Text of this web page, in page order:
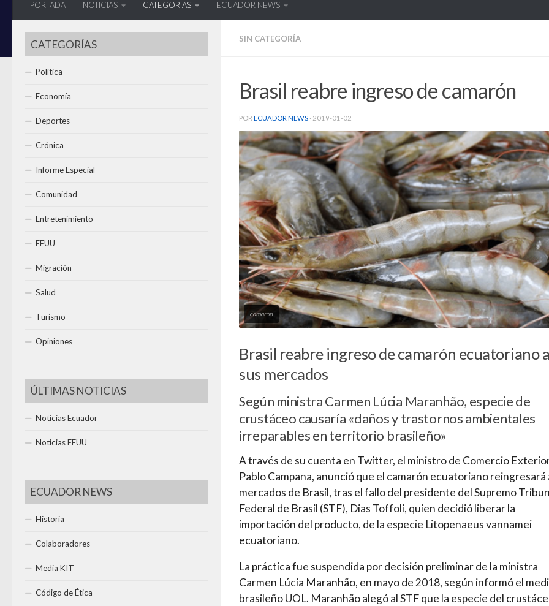
PORTADA NOTICIAS CATEGORIAS ECUADOR NEWS
SIN CATEGORÍA
Brasil reabre ingreso de camarón
POR ECUADOR NEWS · 2019-01-02
camarón
Brasil reabre ingreso de camarón ecuatoriano a
sus mercados
Según ministra Carmen Lúcia Maranhão, especie de
crustáceo causaría «daños y trastornos ambientales
irreparables en territorio brasileño»
A través de su cuenta en Twitter, el ministro de Comercio
Pablo Campana, anunció que el camarón ecuatoriano reingresará
mercados de Brasil, tras el fallo del presidente del Supremo
Federal de Brasil (STF), Dias Toffoli, quien decidió liberar la
importación del producto, de la especie Litopenaeus vannamei
ecuatoriano.
La práctica fue suspendida por decisión preliminar de la ministra
Carmen Lúcia Maranhão, en mayo de 2018, según informó el
brasileño UOL. Maranhão alegó al STF que la especie del
CATEGORÍAS
Política
Economía
Deportes
Crónica
Informe Especial
Comunidad
Entretenimiento
EEUU
Migración
Salud
Turismo
Opiniones
ÚLTIMAS NOTICIAS
Noticias Ecuador
Noticias EEUU
ECUADOR NEWS
Historia
Colaboradores
Media KIT
Código de Ética